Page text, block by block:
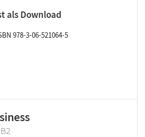
als Download
978-3-06-521064-5